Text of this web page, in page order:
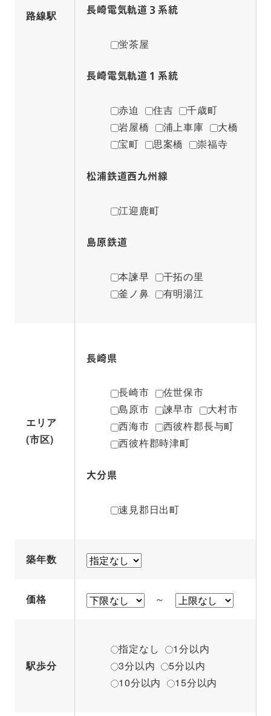
路線駅 長崎電気軌道３系統
蛍茶屋
長崎電気軌道１系統
赤迫 住吉
千歳町
岩屋橋
浦上車庫
大橋
宝町
思案橋 崇福寺
松浦鉄道西九州線
江迎鹿町
島原鉄道
本諫早
干拓の里
釜ノ鼻
有明湯江
エリア
(市区)
長崎県
長崎市
佐世保市
島原市
諫早市
大村市
西海市
西彼杵郡長与町
西彼杵郡時津町
大分県
速見郡日出町
築年数
価格 ～
駅歩分
指定なし
1分以内
3分以内
5分以内
10分以内
15分以内